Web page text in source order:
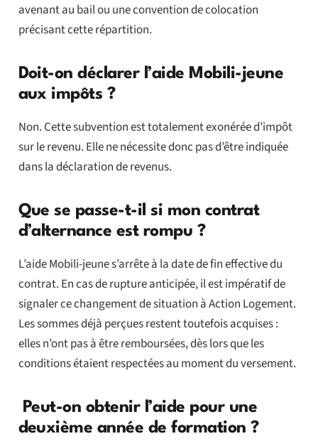
avenant au bail ou une convention de colocation
précisant cette répartition.
Doit-on déclarer l’aide Mobili-jeune
aux impôts ?
Non. Cette subvention est totalement exonérée d’impôt
sur le revenu. Elle ne nécessite donc pas d’être indiquée
dans la déclaration de revenus.
Que se passe-t-il si mon contrat
d’alternance est rompu ?
L’aide Mobili-jeune s’arrête à la date de fin effective du
contrat. En cas de rupture anticipée, il est impératif de
signaler ce changement de situation à Action Logement.
Les sommes déjà perçues restent toutefois acquises :
elles n’ont pas à être remboursées, dès lors que les
conditions étaient respectées au moment du versement.
Peut-on obtenir l’aide pour une
deuxième année de formation ?